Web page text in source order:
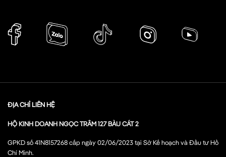
ĐỊA CHỈ LIÊN HỆ
HỘ KINH DOANH NGỌC TRÂM 127 BÀU CÁT 2
GPKD số 41N8157268 cấp ngày 02/06/2023 tại Sở Kế hoạch và Đầu tư Hồ
Chí Minh.